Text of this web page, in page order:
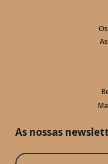
As nossas